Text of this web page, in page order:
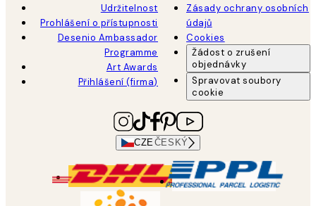
Udržitelnost
Prohlášení o přístupnosti
Desenio Ambassador
Programme
Art Awards
Přihlášení (firma)
Zásady ochrany osobních
údajů
Cookies
Žádost o zrušení
objednávky
Spravovat soubory
cookie
CZEČESKÝ